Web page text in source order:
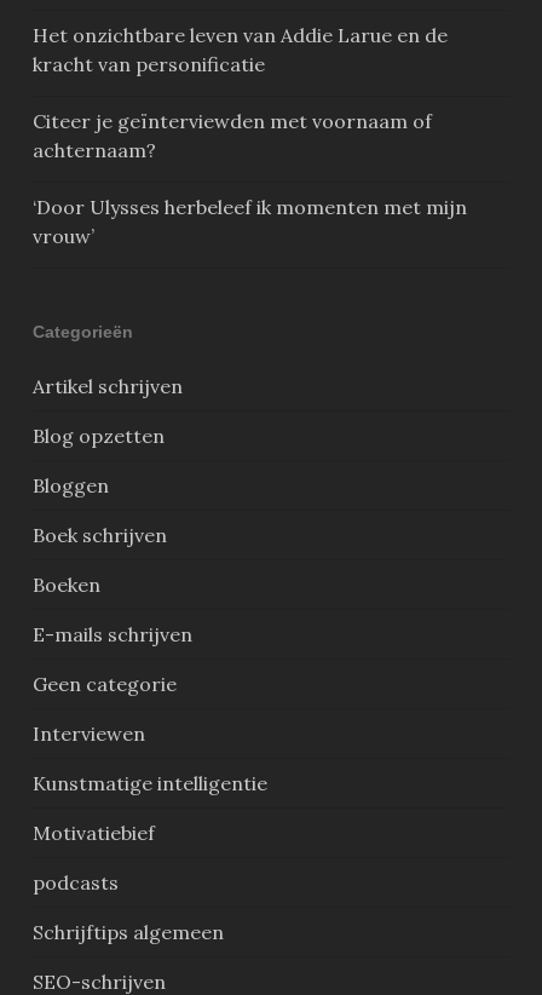
Het onzichtbare leven van Addie Larue en de
kracht van personificatie
Citeer je geïnterviewden met voornaam of
achternaam?
‘Door Ulysses herbeleef ik momenten met mijn
vrouw’
Categorieën
Artikel schrijven
Blog opzetten
Bloggen
Boek schrijven
Boeken
E-mails schrijven
Geen categorie
Interviewen
Kunstmatige intelligentie
Motivatiebief
podcasts
Schrijftips algemeen
SEO-schrijven